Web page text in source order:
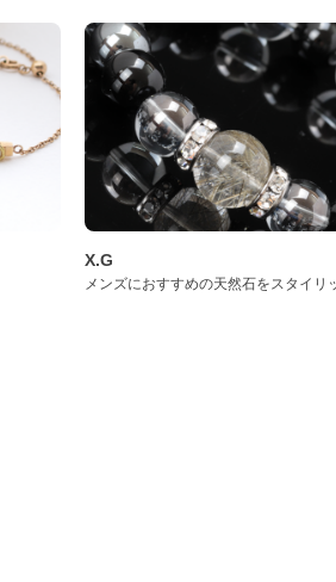
X.G
メンズにおすすめの天然石をスタイリ